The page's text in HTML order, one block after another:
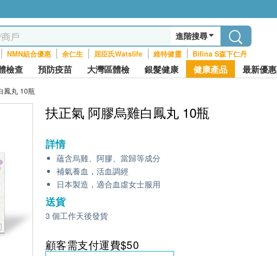
進階搜尋
NMN組合優惠 余仁生 屈臣氏Watslife 維特健靈 Bifina S森下仁丹
檢查 預防疫苗 大灣區體檢 銀髮健康 健康產品 最新優惠
鳳丸 10瓶
扶正氣 阿膠烏雞白鳳丸 10瓶
詳情
蘊含烏雞、阿膠、當歸等成分
補氣養血，活血調經
日本製造，適合血虛女士服用
送貨
3 個工作天後發貨
顧客需支付運費$50